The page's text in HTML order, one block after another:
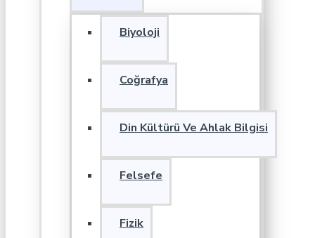
Biyoloji
Coğrafya
Din Kültürü Ve Ahlak Bilgisi
Felsefe
Fizik